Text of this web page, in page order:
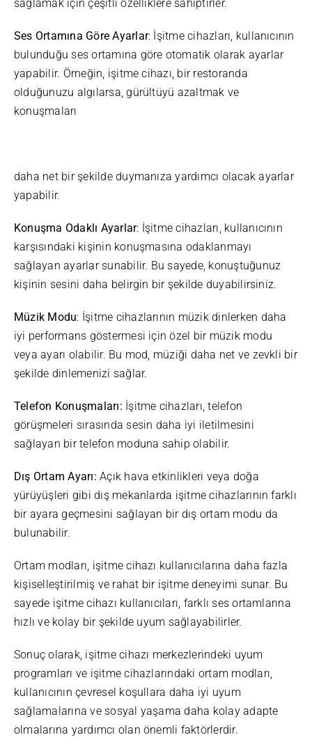
sağlamak için çeşitli özelliklere sahiptirler.
Ses Ortamına Göre Ayarlar: İşitme cihazları, kullanıcının
bulunduğu ses ortamına göre otomatik olarak ayarlar
yapabilir. Örneğin, işitme cihazı, bir restoranda
olduğunuzu algılarsa, gürültüyü azaltmak ve
konuşmaları
daha net bir şekilde duymanıza yardımcı olacak ayarlar
yapabilir.
Konuşma Odaklı Ayarlar: İşitme cihazları, kullanıcının
karşısındaki kişinin konuşmasına odaklanmayı
sağlayan ayarlar sunabilir. Bu sayede, konuştuğunuz
kişinin sesini daha belirgin bir şekilde duyabilirsiniz.
Müzik Modu: İşitme cihazlarının müzik dinlerken daha
iyi performans göstermesi için özel bir müzik modu
veya ayarı olabilir. Bu mod, müziği daha net ve zevkli bir
şekilde dinlemenizi sağlar.
Telefon Konuşmaları: İşitme cihazları, telefon
görüşmeleri sırasında sesin daha iyi iletilmesini
sağlayan bir telefon moduna sahip olabilir.
Dış Ortam Ayarı: Açık hava etkinlikleri veya doğa
yürüyüşleri gibi dış mekanlarda işitme cihazlarının farklı
bir ayara geçmesini sağlayan bir dış ortam modu da
bulunabilir.
Ortam modları, işitme cihazı kullanıcılarına daha fazla
kişiselleştirilmiş ve rahat bir işitme deneyimi sunar. Bu
sayede işitme cihazı kullanıcıları, farklı ses ortamlarına
hızlı ve kolay bir şekilde uyum sağlayabilirler.
Sonuç olarak, işitme cihazı merkezlerindeki uyum
programları ve işitme cihazlarındaki ortam modları,
kullanıcının çevresel koşullara daha iyi uyum
sağlamalarına ve sosyal yaşama daha kolay adapte
olmalarına yardımcı olan önemli faktörlerdir.